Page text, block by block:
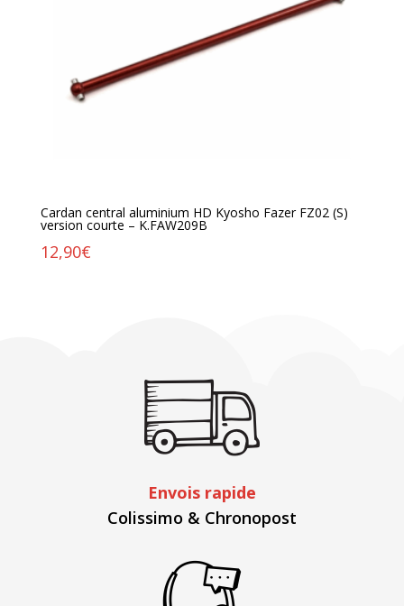
Cardan central aluminium HD Kyosho Fazer FZ02 (S)
version courte – K.FAW209B
12,90€
Envois rapide
Colissimo & Chronopost